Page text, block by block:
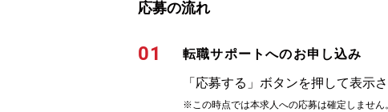
応募の流れ
01
転職サポートへのお申し込み
「応募する」ボタンを押して表示
※この時点では本求人への応募は確定しません。